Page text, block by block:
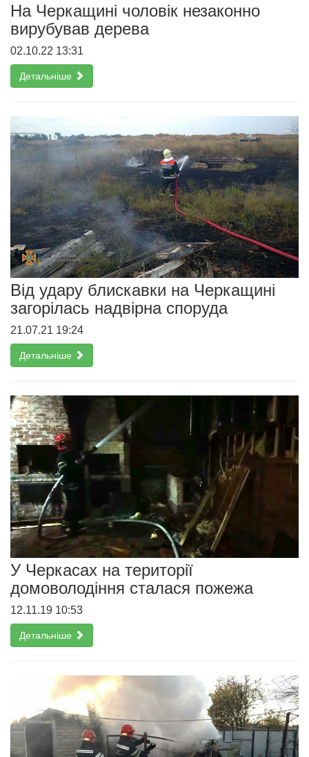
На Черкащині чоловік незаконно
вирубував дерева
02.10.22 13:31
Детальніше
Від удару блискавки на Черкащині
загорілась надвірна споруда
21.07.21 19:24
Детальніше
У Черкасах на території
домоволодіння сталася пожежа
12.11.19 10:53
Детальніше